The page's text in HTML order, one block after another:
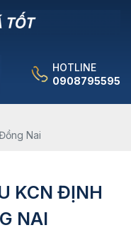
HOTLINE
0908795595
Nai
KCN ĐỊNH
NAI